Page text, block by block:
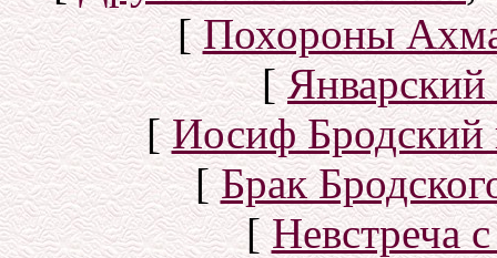
[Похороны
[Январский
[Иосиф Бродский
[Брак
[Невстреча